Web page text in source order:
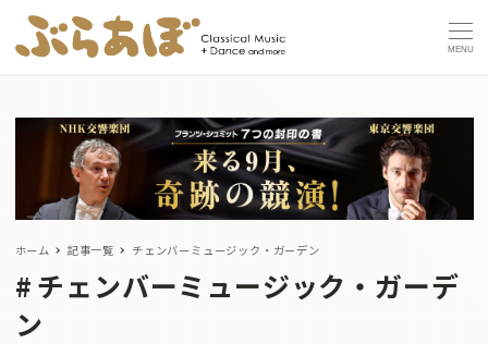
MENU
ホーム 記事一覧 チェンバーミュージック・ガーデン
チェンバーミュージック・ガーデ
ン